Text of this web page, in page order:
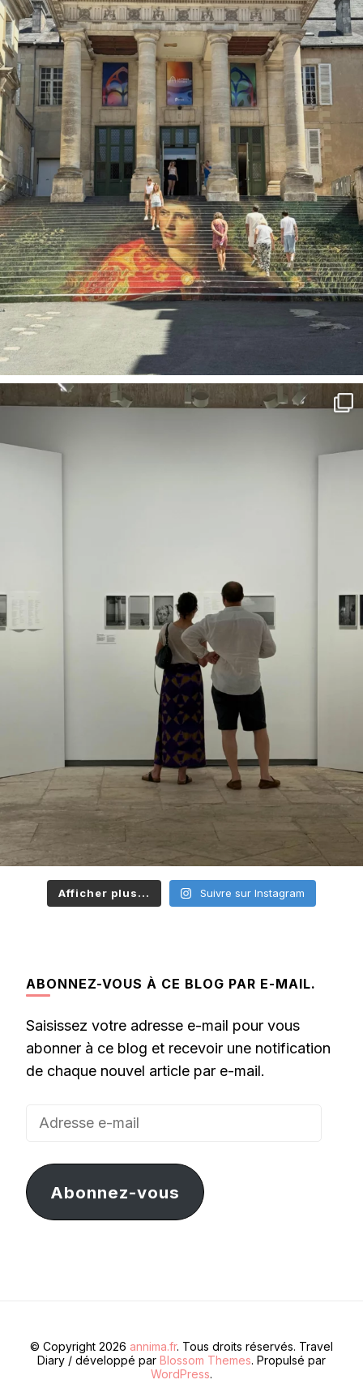
Afficher plus... Suivre sur Instagram
ABONNEZ-VOUS À CE BLOG PAR E-MAIL.
Saisissez votre adresse e-mail pour vous
abonner à ce blog et recevoir une notification
de chaque nouvel article par e-mail.
Adresse
mail
Abonnez-vous
© Copyright 2026 annima.fr. Tous droits réservés. Travel
Diary / développé par Blossom Themes. Propulsé par
WordPress.